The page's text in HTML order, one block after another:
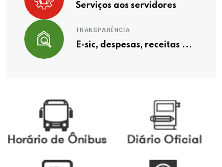
Serviços aos servidores
TRANSPARÊNCIA
E-sic, despesas, receitas ...